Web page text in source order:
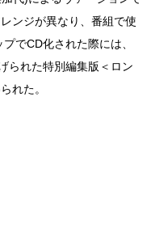
ンジが異なり、番組で使
でCD化された際には、
られた特別編集版＜ロン
れた。